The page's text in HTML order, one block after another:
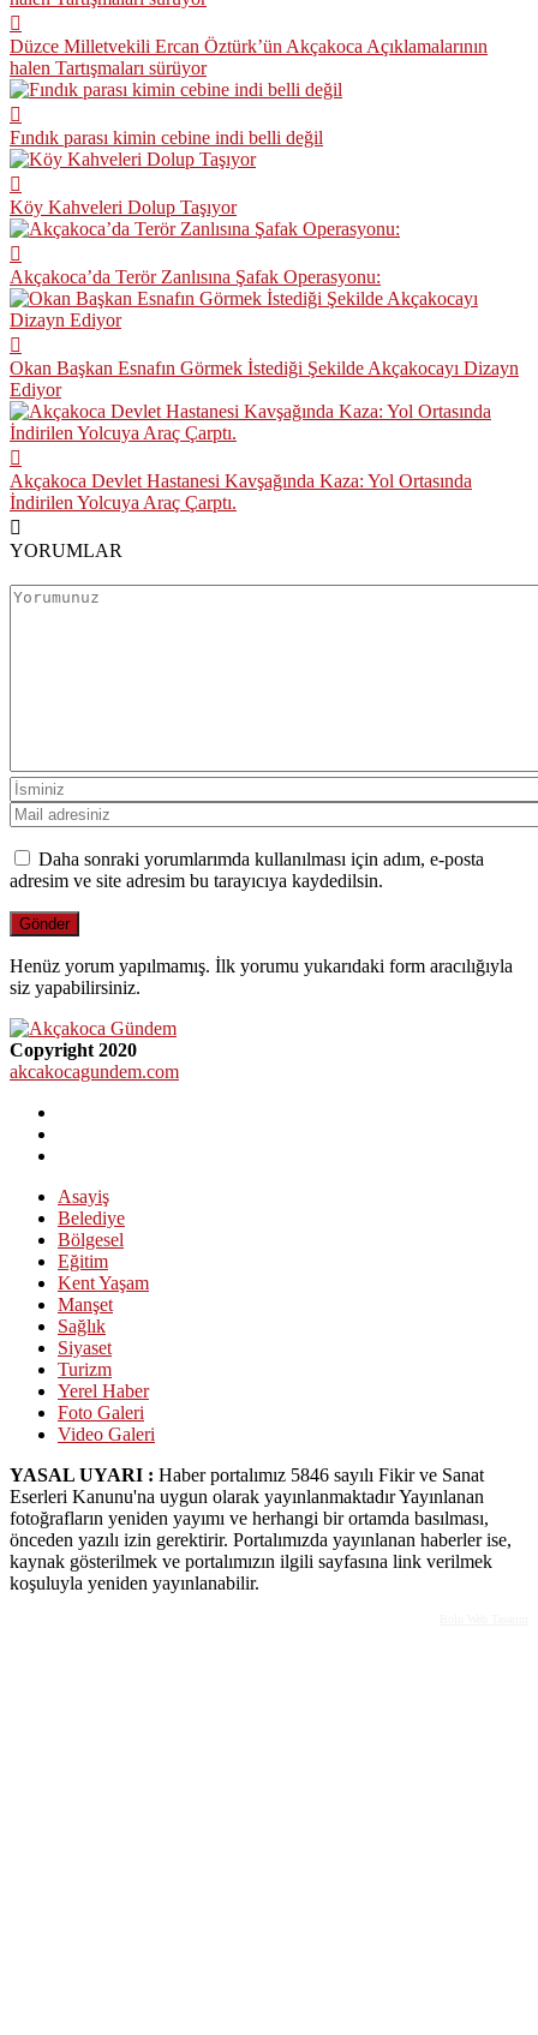
Düzce Milletvekili Ercan Öztürk’ün Akçakoca Açıklamalarının
halen Tartışmaları sürüyor
Fındık parası kimin cebine indi belli değil
Köy Kahveleri Dolup Taşıyor
Akçakoca’da Terör Zanlısına Şafak Operasyonu:
Okan Başkan Esnafın Görmek İstediği Şekilde Akçakocayı Dizayn
Ediyor
Akçakoca Devlet Hastanesi Kavşağında Kaza: Yol Ortasında
İndirilen Yolcuya Araç Çarptı.
YORUMLAR
Daha sonraki yorumlarımda kullanılması için adım, e-posta
adresim ve site adresim bu tarayıcıya kaydedilsin.
Henüz yorum yapılmamış. İlk yorumu yukarıdaki form aracılığıyla
siz yapabilirsiniz.
Copyright 2020
akcakocagundem.com
Asayiş
Belediye
Bölgesel
Eğitim
Kent Yaşam
Manşet
Sağlık
Siyaset
Turizm
Yerel Haber
Foto Galeri
Video Galeri
YASAL UYARI : Haber portalımız 5846 sayılı Fikir ve Sanat
Eserleri Kanunu'na uygun olarak yayınlanmaktadır Yayınlanan
fotoğrafların yeniden yayımı ve herhangi bir ortamda basılması,
önceden yazılı izin gerektirir. Portalımızda yayınlanan haberler ise,
kaynak gösterilmek ve portalımızın ilgili sayfasına link verilmek
koşuluyla yeniden yayınlanabilir.